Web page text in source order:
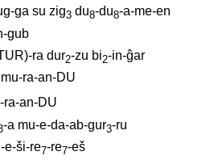
ga su zig3 du8-du8-a-me-en
gub
ra dur2-zu bi2-in-ĝar
mu-ra-an-DU
ra-an-DU
-a mu-e-da-ab-gur3-ru
e-ši-re7-re7-eš